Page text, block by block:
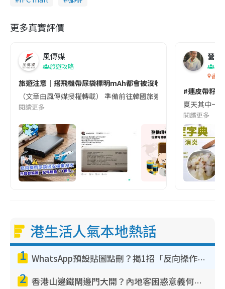
更多真實評價
風傳媒
旅遊攻略
旅遊注意｜搭飛機帶尿袋標明mAh都會被沒收😱出發前切記檢查
（文章由風傳媒授權轉載） 準備前往韓國旅遊的民眾，近期要
閱讀更多
營養
香港
#連皮帶籽
夏天其中一
閱讀更多
港生活人氣本地熱話
1 WhatsApp預設貼圖點刪？揭1招「反向操作」還原簡潔介面 附3步實測教學
2 香港山邊鐵閘邊門大開？內地客困惑意義何在！網民神回覆：呢種叫法理性防禦